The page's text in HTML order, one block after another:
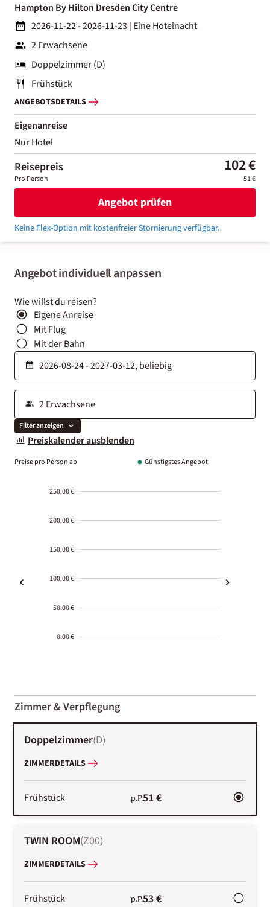
Angebot individuell anpassen
Wie willst du reisen?
Eigene Anreise
Mit Flug
Mit der Bahn
Filter anzeigen
Preiskalender ausblenden
Preise pro Person ab Günstigstes Angebot
250.00 €
200.00 €
150.00 €
100.00 €
50.00 €
0.00 €
01-02
Zimmer & Verpflegung
Doppelzimmer(D)
ZIMMERDETAILS
Frühstück p.P.51 €
TWIN ROOM(Z00)
ZIMMERDETAILS
Frühstück p.P.53 €
Hampton By Hilton Dresden City Centre
2026-11-22 - 2026-11-23 | Eine Hotelnacht
2 Erwachsene
Doppelzimmer (D)
Frühstück
ANGEBOTSDETAILS
Eigenanreise
Nur Hotel
Reisepreis 102 €
Pro Person 51 €
Angebot prüfen
Keine Flex-Option mit kostenfreier Stornierung verfügbar.